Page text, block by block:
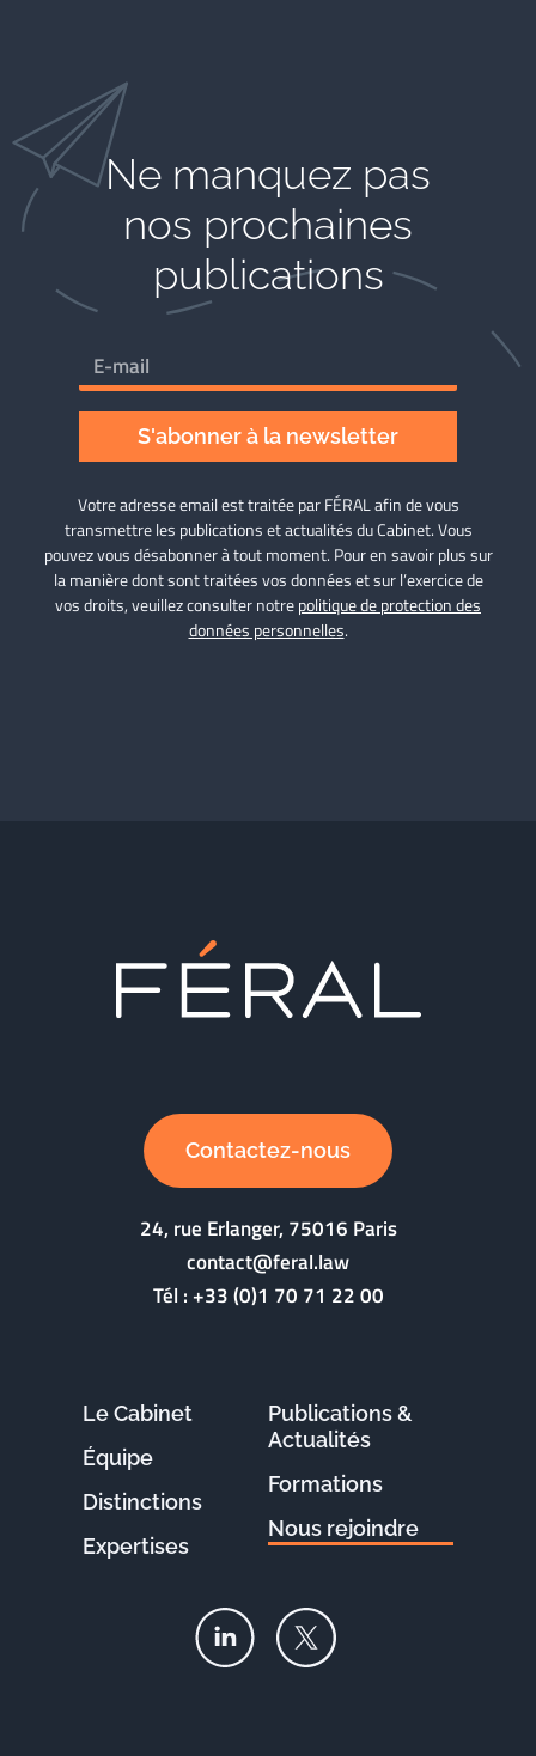
Ne manquez pas
nos prochaines
publications
S'abonner à la newsletter
Votre adresse email est traitée par FÉRAL afin de vous
transmettre les publications et actualités du Cabinet. Vous
pouvez vous désabonner à tout moment. Pour en savoir plus sur
la manière dont sont traitées vos données et sur l’exercice de
vos droits, veuillez consulter notrepolitique de protection des
données personnelles.
Contactez-nous
24, rue Erlanger, 75016 Paris
contact@feral.law
Tél :+33 (0)1 70 71 22 00
Le Cabinet
Équipe
Distinctions
Expertises
Publications &
Actualités
Formations
Nous rejoindre